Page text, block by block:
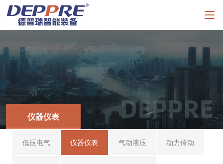
仪器仪表
低压电气 仪器仪表 气动液压 动力传动